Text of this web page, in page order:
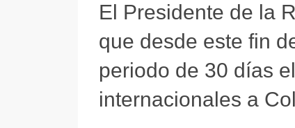
El Presidente de la
que desde este fin
periodo de 30 días
internacionales a